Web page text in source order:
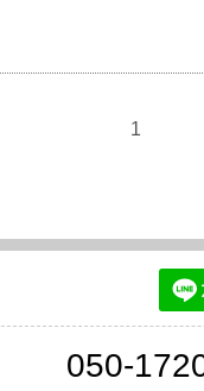
1
050-